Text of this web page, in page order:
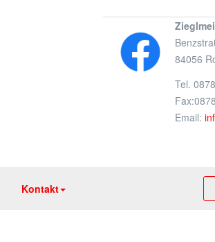
84056
Tel.
Email:
Kontakt
...